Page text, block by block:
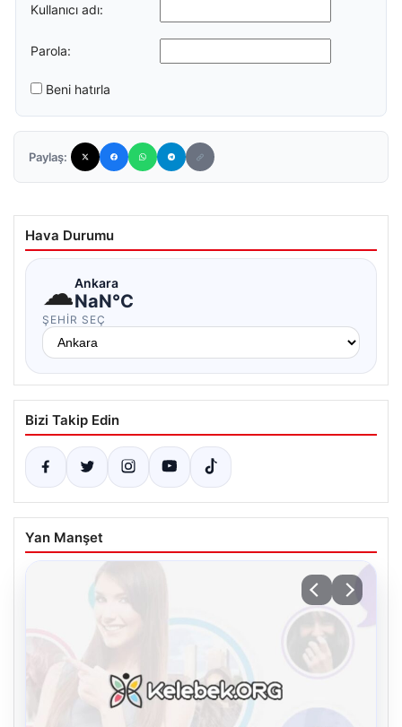
Kullanıcı adı:
Parola:
Beni hatırla
Paylaş:
Hava Durumu
☁Ankara
NaN°C
ŞEHIR SEÇ
Bizi Takip Edin
Yan Manşet